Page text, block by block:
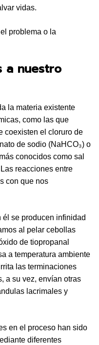
vidas.
problema o la
a nuestro
la materia existente
como las que
coexisten el cloruro de
de sodio (NaHCO₃) o
conocidos como sal
reacciones entre
con que nos
él se producen infinidad
al pelar cebollas
de tiopropanal
a temperatura ambiente
las terminaciones
a su vez, envían otras
lacrimales y
en el proceso han sido
diferentes